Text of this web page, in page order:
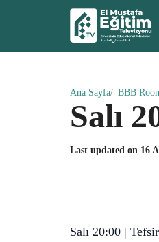
Ana Sayfa BBB
Salı
Last updated on 16
Salı 20:00 |